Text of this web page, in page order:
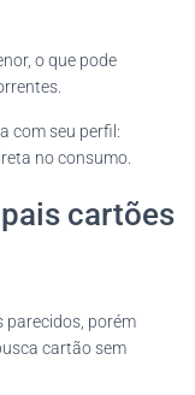
o que pode
com seu perfil:
no consumo.
cartões
parecidos, porém
cartão sem